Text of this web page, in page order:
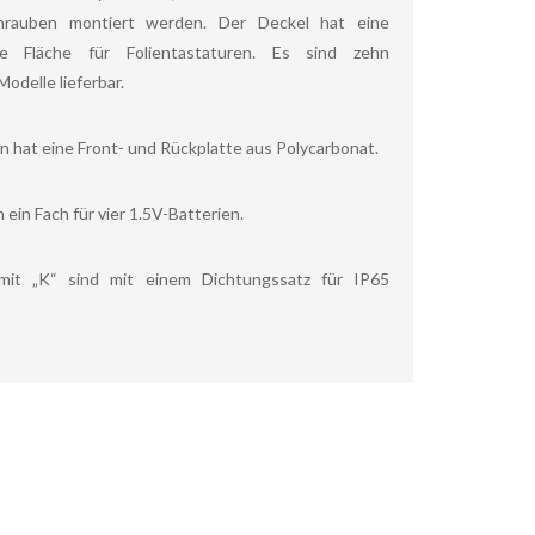
montiert werden. Der Deckel hat eine
Fläche für Folientastaturen. Es sind zehn
lieferbar.
hat eine Front- und Rückplatte aus Polycarbonat.
ein Fach für vier 1.5V-Batterien.
„K“ sind mit einem Dichtungssatz für IP65